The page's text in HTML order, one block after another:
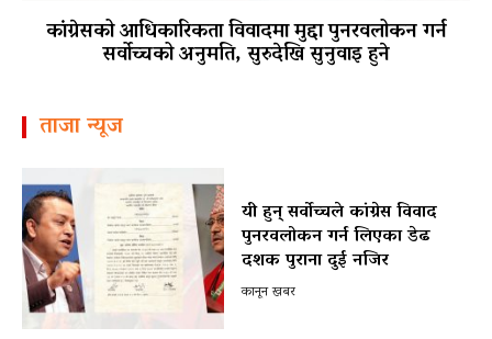
कांग्रेसको आधिकारिकता विवादमा मुद्दा पुनरवलोकन गर्न
सर्वोच्चको अनुमति, सुरुदेखि सुनुवाइ हुने
ताजा न्यूज
यी हुन् सर्वोच्चले कांग्रेस विवाद
पुनरवलोकन गर्न लिएका डेढ
दशक पुराना दुई नजिर
कानून खबर